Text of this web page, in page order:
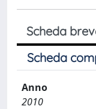
Scheda
Scheda
Anno
2010